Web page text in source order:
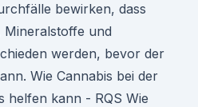
bewirken, dass
Mineralstoffe und
werden, bevor der
Wie Cannabis bei der
helfen kann - RQS Wie